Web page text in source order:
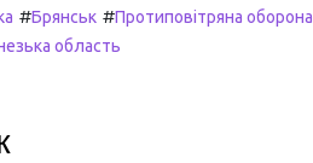
#Брянськ #Протиповітряна оборона
область